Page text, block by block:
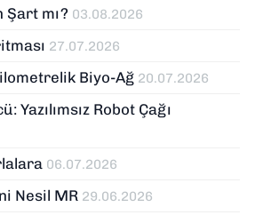
Güncel olayları tarafsız,
İzmir’den teknoloji dünyasına dair
paylaşıyorum. Takipte kalın!
Şart mı? 03.08.2026
27.07.2026
Biyo-Ağ 20.07.2026
Yazılımsız Robot Çağı
06.07.2026
Nesil MR 29.06.2026